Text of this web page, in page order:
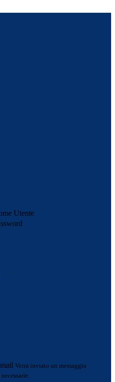
Utente
Verrà inviato un messaggio